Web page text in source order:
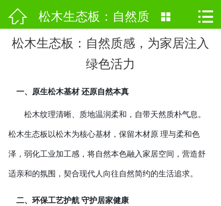
 网站首页
关于我们
厂房设备
企业商标
 松木生态板：自然质
感，为家居注入绿色
 
松木生态板：自然质感，为家居注入
绿色活力
一、原生松木基材 还原自然本真
松木纹理清晰、质地温润柔和，自带天然质朴气息。
松木生态板以松木为核心基材，保留木材原 理与柔和色
泽，弱化工业加工感，将自然本色融入家居空间，营造舒
适亲和的氛围，契合现代人向往自然简约的生活追求。
二、环保工艺护航 守护居家健康